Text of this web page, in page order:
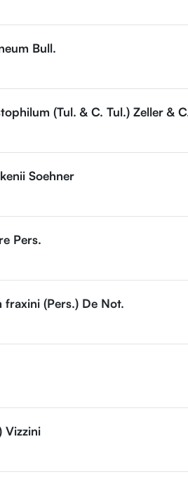
Bull.
(Tul. & C. Tul.) Zeller &
Soehner
Pers.
(Pers.) De Not.
Vizzini